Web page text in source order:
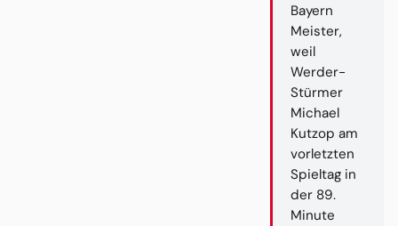
Bayern
Meister,
weil
Werder-
Stürmer
Michael
Kutzop am
vorletzten
Spieltag in
der 89.
Minute